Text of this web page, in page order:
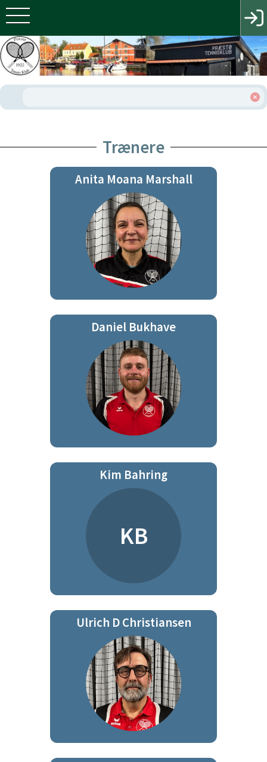
Trænere
Anita Moana Marshall
Daniel Bukhave
Kim Bahring
KB
Ulrich D Christiansen